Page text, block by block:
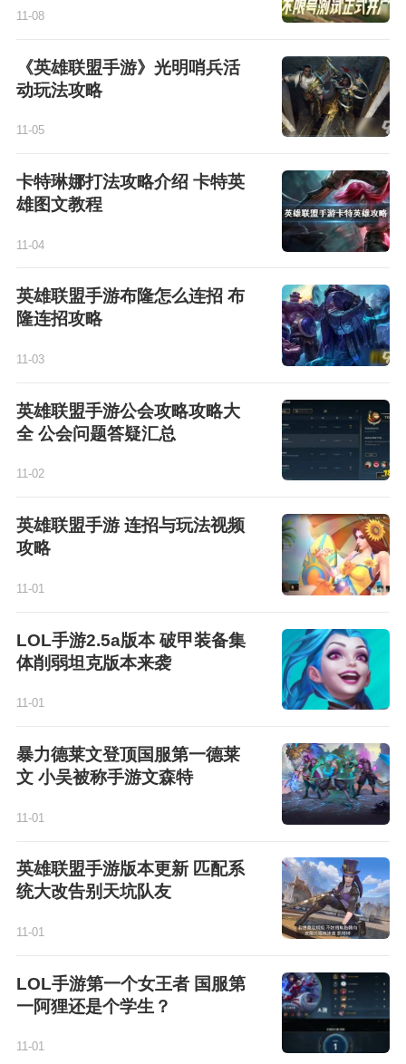
11-08
《英雄联盟手游》光明哨兵活
动玩法攻略
11-05
卡特琳娜打法攻略介绍 卡特英
雄图文教程
11-04
英雄联盟手游布隆怎么连招 布
隆连招攻略
11-03
英雄联盟手游公会攻略攻略大
全 公会问题答疑汇总
11-02
英雄联盟手游 连招与玩法视频
攻略
11-01
LOL手游2.5a版本 破甲装备集
体削弱坦克版本来袭
11-01
暴力德莱文登顶国服第一德莱
文 小吴被称手游文森特
11-01
英雄联盟手游版本更新 匹配系
统大改告别天坑队友
11-01
LOL手游第一个女王者 国服第
一阿狸还是个学生？
11-01